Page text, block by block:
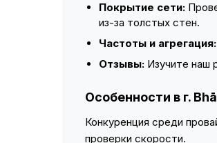
Покрытие сети:
из-за толстых стен.
Частоты и агрегация:
Отзывы: Изучите наш
Особенности в г.
Конкуренция среди
проверки скорости.